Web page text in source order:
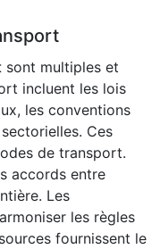
sont multiples et
incluent les lois
les conventions
Ces
de transport.
accords entre
Les
les règles
fournissent le